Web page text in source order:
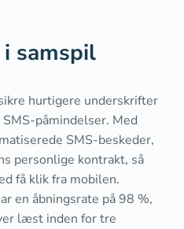
samspil
hurtigere underskrifter
påmindelser. Med
SMS-beskeder,
personlige kontrakt, så
få klik fra mobilen.
en åbningsrate på 98 %,
læst inden for tre